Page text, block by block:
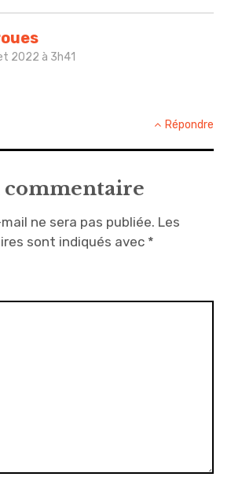
2022 à 3h41
Répondre
commentaire
ne sera pas publiée. Les
sont indiqués avec *